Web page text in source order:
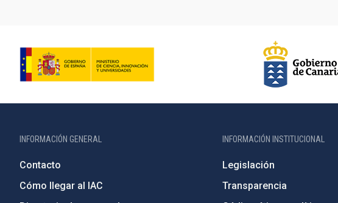
INFORMACIÓN GENERAL
Contacto
Cómo llegar al IAC
INFORMACIÓN INSTITUCIONAL
Legislación
Transparencia